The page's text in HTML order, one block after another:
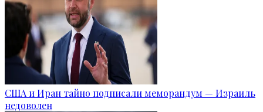
США и Иран тайно подписали меморандум — Израиль
недоволен